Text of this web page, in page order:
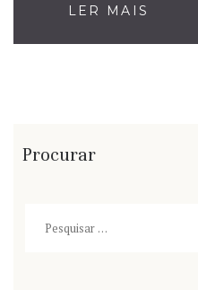
LER MAIS
Procurar